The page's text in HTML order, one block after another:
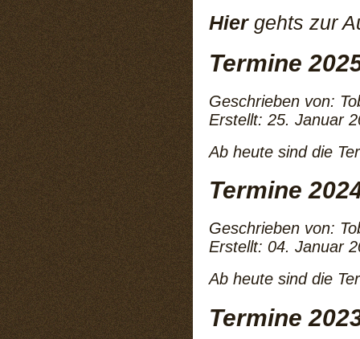
Hiergehts zur
Termine
Geschrieben von:
Erstellt: 25. Januar
Ab heute sind die
Termine
Geschrieben von:
Erstellt: 04. Januar
Ab heute sind die
Termine